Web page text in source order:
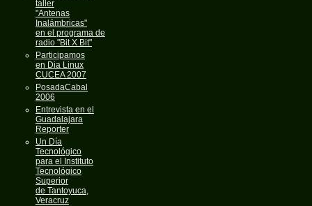
taller
"Antenas
Inalámbricas"
en el programa de
radio "Bit X Bit"
Participamos
en Dia Linux
CUCEA 2007
PosadaCabal
2006
Entrevista en el
Guadalajara
Reporter
Un Día
Tecnológico
para el Instituto
Tecnológico
Superior
de Tantoyuca,
Veracruz